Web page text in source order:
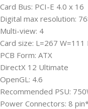
Card Bus: PCI-E 4.0 x 16
Digital max resolution:
Multi-view: 4
Card size: L=267 W=111
PCB Form: ATX
DirectX 12 Ultimate
OpenGL: 4.6
Recommended PSU:
Power Connectors: 8